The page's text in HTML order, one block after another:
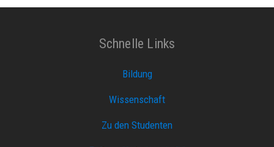
Schnelle Links
Bildung
Wissenschaft
Zu den Studenten